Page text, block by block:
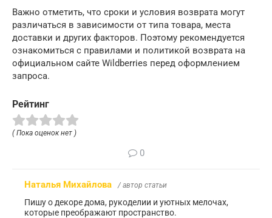
Важно отметить, что сроки и условия возврата могут
различаться в зависимости от типа товара, места
доставки и других факторов. Поэтому рекомендуется
ознакомиться с правилами и политикой возврата на
официальном сайте Wildberries перед оформлением
запроса.
Рейтинг
( Пока оценок нет )
0
Наталья Михайлова / автор статьи
Пишу о декоре дома, рукоделии и уютных мелочах,
которые преображают пространство.